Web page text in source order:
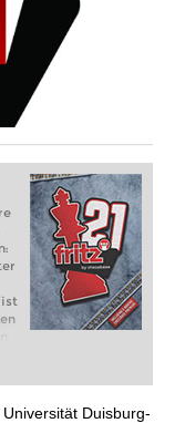
ist
Duisburg-